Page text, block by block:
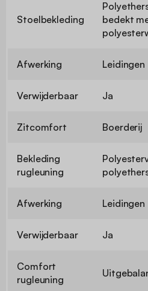
Stoelbekleding
bedekt
Afwerking Leidingen
Verwijderbaar Ja
Zitcomfort Boerderij
Bekleding
rugleuning
Afwerking Leidingen
Verwijderbaar Ja
Comfort
rugleuning